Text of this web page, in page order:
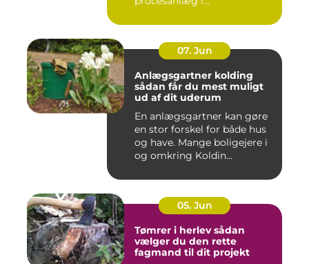
07. Jun
Anlægsgartner kolding
sådan får du mest muligt
ud af dit uderum
En anlægsgartner kan gøre
en stor forskel for både hus
og have. Mange boligejere i
og omkring Koldin...
05. Jun
Tømrer i herlev sådan
vælger du den rette
fagmand til dit projekt